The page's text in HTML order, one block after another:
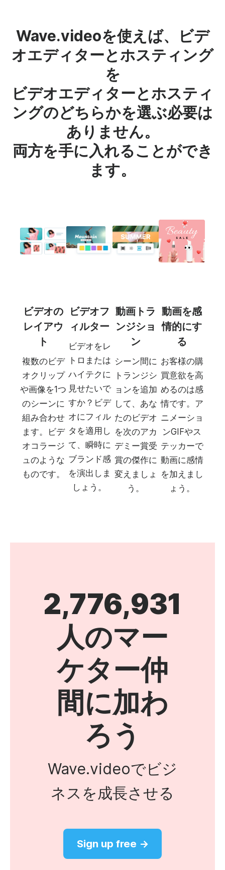
Wave.videoを使えば、ビデ
オエディターとホスティング
を
ビデオエディターとホスティ
ングのどちらかを選ぶ必要は
ありません。
両方を手に入れることができ
ます。
ビデオの
レイアウ
ト
複数のビデ
オクリップ
や画像を1つ
のシーンに
組み合わせ
ます。ビデ
オコラージ
ュのような
ものです。
ビデオフ
ィルター
ビデオをレ
トロまたは
ハイテクに
見せたいで
すか？ビデ
オにフィル
タを適用し
て、瞬時に
ブランド感
を演出しま
しょう。
動画トラ
ンジショ
ン
シーン間に
トランジシ
ョンを追加
して、あな
たのビデオ
を次のアカ
デミー賞受
賞の傑作に
変えましょ
う。
動画を感
情的にす
る
お客様の購
買意欲を高
めるのは感
情です。ア
ニメーショ
ンGIFやス
テッカーで
動画に感情
を加えまし
ょう。
2,776,931
人のマー
ケター仲
間に加わ
ろう
Wave.videoでビジ
ネスを成長させる
Sign up free →